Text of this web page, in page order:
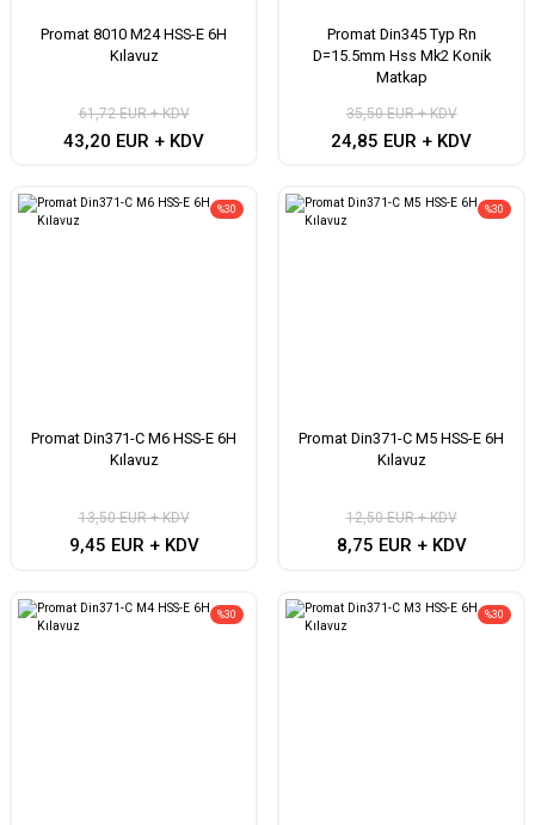
Promat 8010 M24 HSS-E 6H
Kılavuz
61,72 EUR + KDV
43,20 EUR + KDV
Promat Din345 Typ Rn
D=15.5mm Hss Mk2 Konik
Matkap
35,50 EUR + KDV
24,85 EUR + KDV
Promat Din371-C M6 HSS-E 6H
Kılavuz
13,50 EUR + KDV
9,45 EUR + KDV
%30
Promat Din371-C M5 HSS-E 6H
Kılavuz
12,50 EUR + KDV
8,75 EUR + KDV
%30
%30 %30